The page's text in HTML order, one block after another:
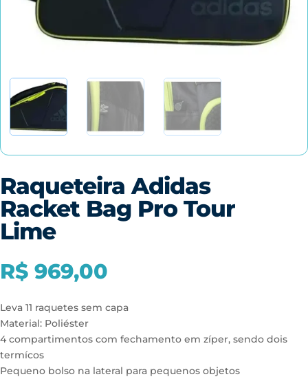
Raqueteira Adidas
Racket Bag Pro Tour
Lime
R$ 969,00
Leva 11 raquetes sem capa
Material: Poliéster
4 compartimentos com fechamento em zíper, sendo dois
termícos
Pequeno bolso na lateral para pequenos objetos